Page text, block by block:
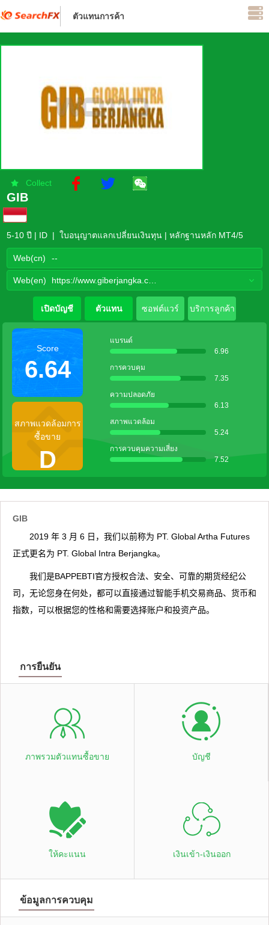
ตัวแทนการค้า
Collect
GIB
5-10 ปี | ID | ใบอนุญาตแลกเปลี่ยนเงินทุน | หลักฐานหลัก MT4/5
Web(cn) --
Web(en)
เปิดบัญชี ตัวแทน ซอฟต์แวร์ บริการลูกค้า
Score
6.64
สภาพแวดล้อมการ
ซื้อขาย
D
แบรนด์
6.96
การควบคุม
7.35
ความปลอดภัย
6.13
สภาพแวดล้อม
5.24
การควบคุมความเสี่ยง
7.52
GIB
2019 年 3 月 6 日，我们以前称为 PT. Global Artha Futures
正式更名为 PT. Global Intra Berjangka。
我们是BAPPEBTI官方授权合法、安全、可靠的期货经纪公
司，无论您身在何处，都可以直接通过智能手机交易商品、货币和
指数，可以根据您的性格和需要选择账户和投资产品。
การยืนยัน
ภาพรวมตัวแทนซื้อขาย บัญชี
ให้คะแนน เงินเข้า-เงินออก
ข้อมูลการควบคุม